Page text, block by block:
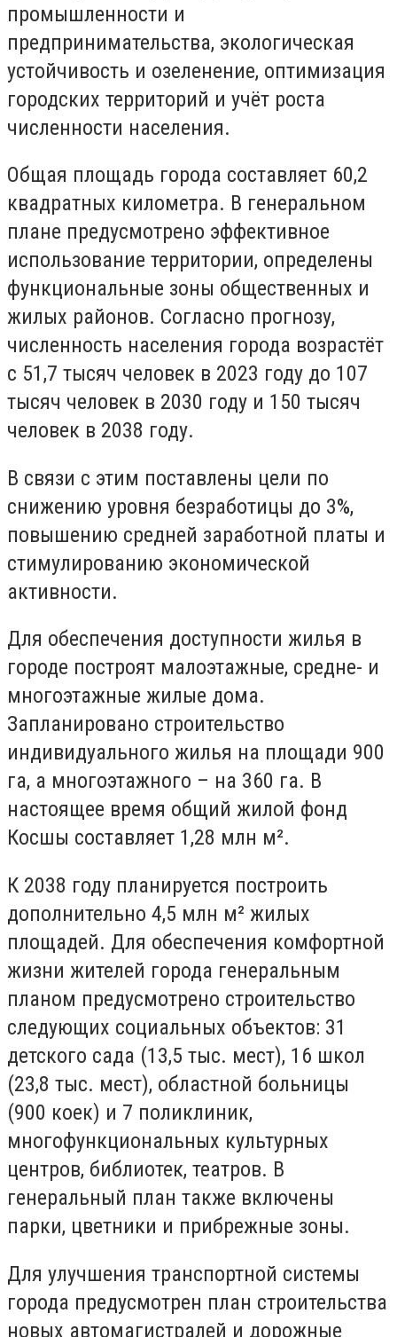
промышленности и
предпринимательства, экологическая
устойчивость и озеленение, оптимизация
городских территорий и учёт роста
численности населения.
Общая площадь города составляет 60,2
квадратных километра. В генеральном
плане предусмотрено эффективное
использование территории, определены
функциональные зоны общественных и
жилых районов. Согласно прогнозу,
численность населения города возрастёт
с 51,7 тысяч человек в 2023 году до 107
тысяч человек в 2030 году и 150 тысяч
человек в 2038 году.
В связи с этим поставлены цели по
снижению уровня безработицы до 3%,
повышению средней заработной платы и
стимулированию экономической
активности.
Для обеспечения доступности жилья в
городе построят малоэтажные, средне- и
многоэтажные жилые дома.
Запланировано строительство
индивидуального жилья на площади 900
га, а многоэтажного – на 360 га. В
настоящее время общий жилой фонд
Косшы составляет 1,28 млн м².
К 2038 году планируется построить
дополнительно 4,5 млн м² жилых
площадей. Для обеспечения комфортной
жизни жителей города генеральным
планом предусмотрено строительство
следующих социальных объектов: 31
детского сада (13,5 тыс. мест), 16 школ
(23,8 тыс. мест), областной больницы
(900 коек) и 7 поликлиник,
многофункциональных культурных
центров, библиотек, театров. В
генеральный план также включены
парки, цветники и прибрежные зоны.
Для улучшения транспортной системы
города предусмотрен план строительства
новых автомагистралей и дорожные